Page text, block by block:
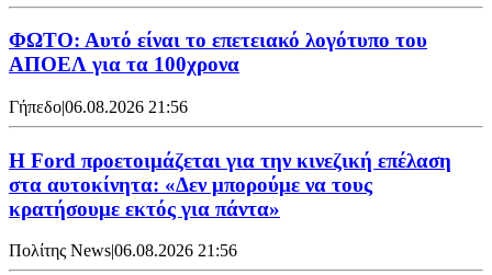
ΦΩΤΟ: Αυτό είναι το επετειακό λογότυπο του
ΑΠΟΕΛ για τα 100χρονα
Γήπεδο|06.08.2026 21:56
Η Ford προετοιμάζεται για την κινεζική επέλαση
στα αυτοκίνητα: «Δεν μπορούμε να τους
κρατήσουμε εκτός για πάντα»
Πολίτης News|06.08.2026 21:56